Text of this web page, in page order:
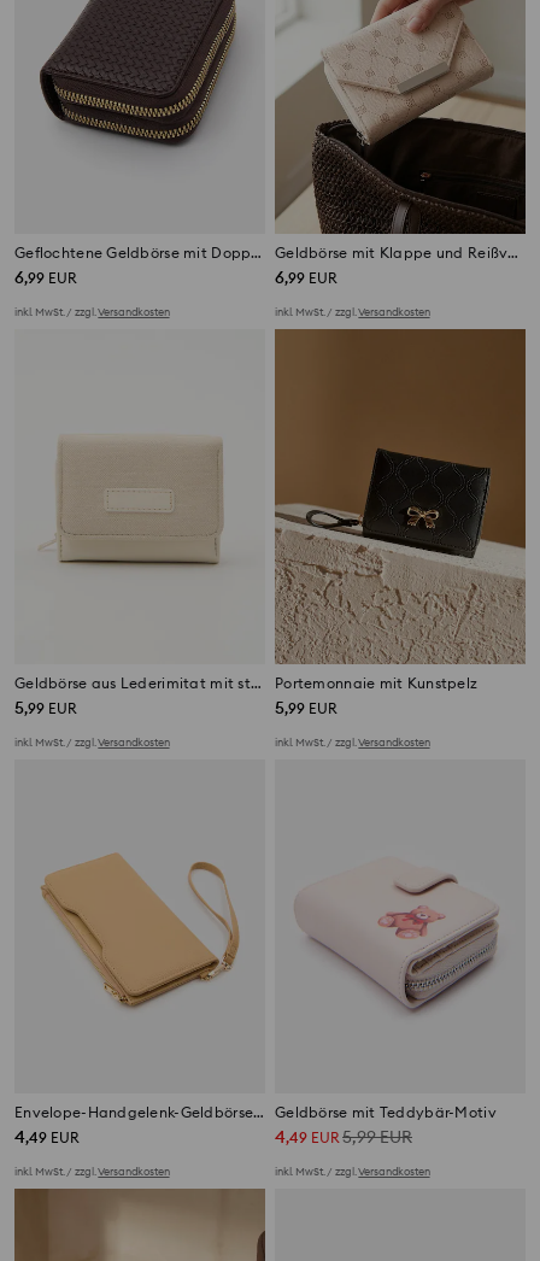
Geflochtene Geldbörse mit Doppelreißverschluss
6,99 EUR
inkl. MwSt. / zzgl.Versandkosten
Geldbörse mit Klappe und Reißverschluss mit Monogramm-Muster
6,99 EUR
inkl. MwSt. / zzgl.Versandkosten
Geldbörse aus Lederimitat mit strukturierter Klappe
5,99 EUR
inkl. MwSt. / zzgl.Versandkosten
Portemonnaie mit Kunstpelz
5,99 EUR
inkl. MwSt. / zzgl.Versandkosten
Envelope-Handgelenk-Geldbörse aus genarbtem Kunstleder
4,49 EUR
inkl. MwSt. / zzgl.Versandkosten
Geldbörse mit Teddybär-Motiv
4,49 EUR5,99EUR
inkl. MwSt. / zzgl.Versandkosten